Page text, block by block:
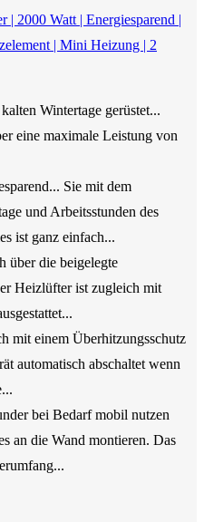
| 2000 Watt | Energiesparend |
| Mini Heizung | 2
Wintertage gerüstet...
eine maximale Leistung von
Sie mit dem
und Arbeitsstunden des
ist ganz einfach...
über die beigelegte
Heizlüfter ist zugleich mit
mit einem Überhitzungsschutz
automatisch abschaltet wenn
bei Bedarf mobil nutzen
an die Wand montieren. Das